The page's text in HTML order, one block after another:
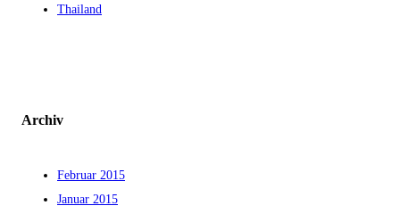
Thailand
Archiv
Februar 2015
Januar 2015